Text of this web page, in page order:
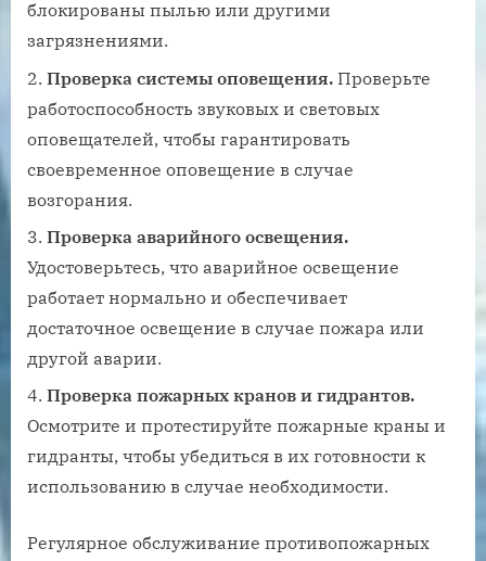
блокированы пылью или другими
загрязнениями.
Проверка системы оповещения. Проверьте
работоспособность звуковых и световых
оповещателей, чтобы гарантировать
своевременное оповещение в случае
возгорания.
Проверка аварийного освещения.
Удостоверьтесь, что аварийное освещение
работает нормально и обеспечивает
достаточное освещение в случае пожара или
другой аварии.
Проверка пожарных кранов и гидрантов.
Осмотрите и протестируйте пожарные краны и
гидранты, чтобы убедиться в их готовности к
использованию в случае необходимости.
Регулярное обслуживание противопожарных